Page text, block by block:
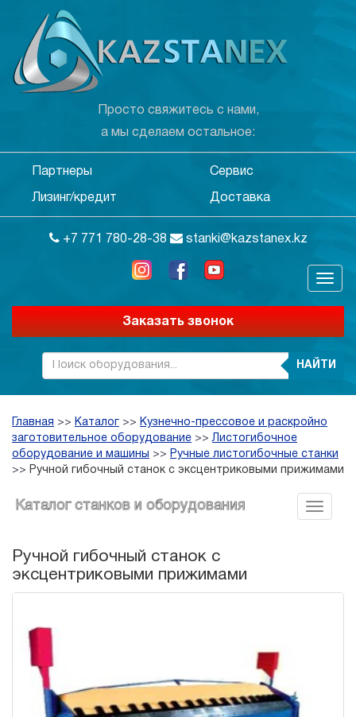
Просто свяжитесь с нами,
а мы сделаем остальное:
Партнеры Сервис
Лизинг/кредит Доставка
+7 771 780-28-38 stanki@kazstanex.kz
Заказать звонок
НАЙТИ
Главная >> Каталог >> Кузнечно-прессовое и раскройно
заготовительное оборудование >>Листогибочное
оборудование и машины
>> Ручные листогибочные станки
>> Ручной гибочный станок с эксцентриковыми прижимами
Каталог станков и оборудования
Ручной гибочный станок с
эксцентриковыми прижимами